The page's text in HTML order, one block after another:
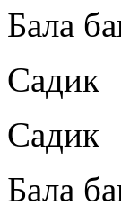
Бала
Садик
Садик
Бала